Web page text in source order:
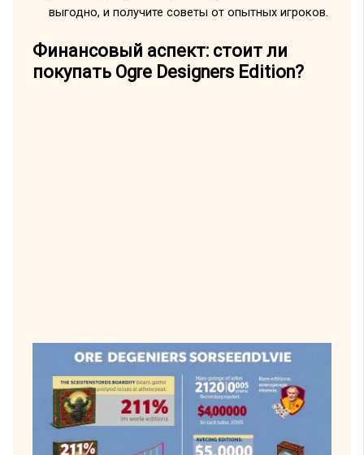
выгодно, и получите советы от опытных игроков.
Финансовый аспект: стоит ли
покупать Ogre Designers Edition?